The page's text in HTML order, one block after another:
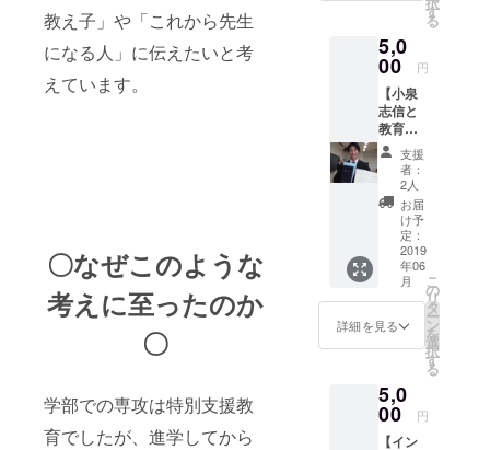
教え子」や「これから先生
になる人」に伝えたいと考
えています。
〇なぜこのような
考えに至ったのか
〇
学部での専攻は特別支援教
育でしたが、進学してから
践を踏
まえた
レポー
トをお
渡しで
きれば
と思っ
ていま
す。 レ
ポート
のデー
タを
メール
で送れ
ればと
思って
いま
プの実
践を終
に送れ
す
る
5,0
00 円
【小泉
志信と
教育に
ついて
熱く語
る券】
教育
じゃな
くても
大丈夫
す！！
自分で
話せる
ことで
も話し
ます！
オンラ
インで1
支援
者：
2人
お届
け予
定：
2019
年06
月
詳細を見る
こ
の
リ
タ
ー
ン
を
選
択
す
る
5,0
00 円
【イン